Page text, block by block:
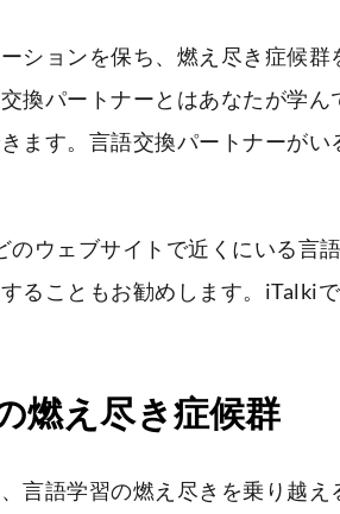
ションを保ち、燃え尽き症候
換パートナーとはあなたが学
ます。言語交換パートナーが
のウェブサイトで近くにいる言
ることもお勧めします。iTalkiで
燃え尽き症候群
言語学習の燃え尽きを乗り越